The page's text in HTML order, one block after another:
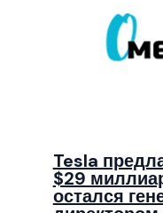
Tesla
$29
остался